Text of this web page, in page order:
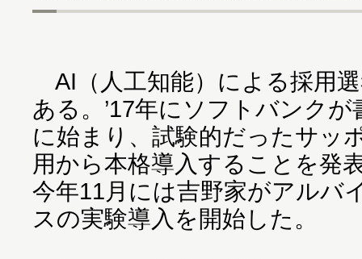
AI（人工知能）による採用
ある。’17年にソフトバンク
に始まり、試験的だったサッ
用から本格導入することを発
今年11月には吉野家がアルバ
スの実験導入を開始した。